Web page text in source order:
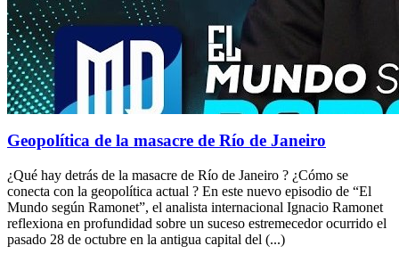
Geopolítica de la masacre de Río de Janeiro
¿Qué hay detrás de la masacre de Río de Janeiro ? ¿Cómo se
conecta con la geopolítica actual ? En este nuevo episodio de “El
Mundo según Ramonet”, el analista internacional Ignacio Ramonet
reflexiona en profundidad sobre un suceso estremecedor ocurrido el
pasado 28 de octubre en la antigua capital del (...)